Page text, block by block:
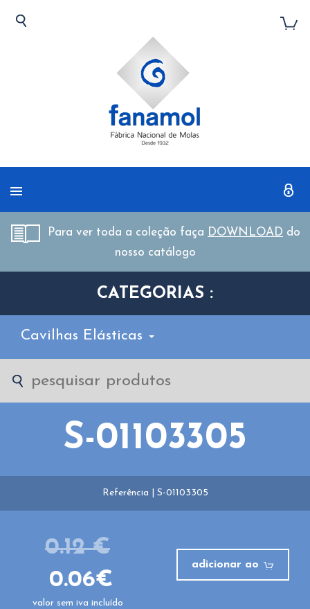
Para ver toda a coleção faça DOWNLOAD do
nosso catálogo
CATEGORIAS :
Cavilhas Elásticas
S-01103305
Referência | S-01103305
0.12 €
0.06€
valor sem iva incluído
adicionar ao